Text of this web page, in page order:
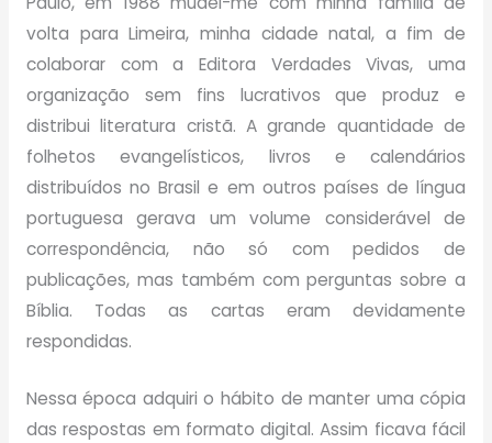
volta para Limeira, minha cidade natal, a fim de
colaborar com a Editora Verdades Vivas, uma
organização sem fins lucrativos que produz e
distribui literatura cristã. A grande quantidade de
folhetos evangelísticos, livros e calendários
distribuídos no Brasil e em outros países de língua
portuguesa gerava um volume considerável de
correspondência, não só com pedidos de
publicações, mas também com perguntas sobre a
Bíblia. Todas as cartas eram devidamente
respondidas.
Nessa época adquiri o hábito de manter uma cópia
das respostas em formato digital. Assim ficava fácil